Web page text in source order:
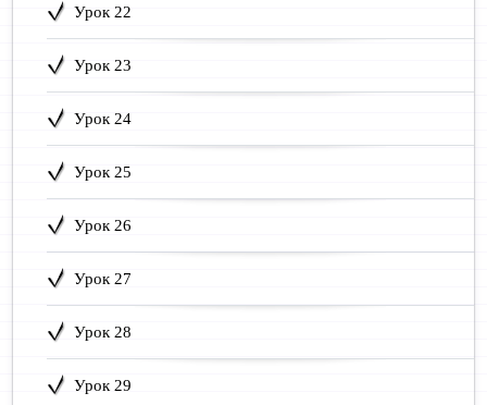
Урок 22
Урок 23
Урок 24
Урок 25
Урок 26
Урок 27
Урок 28
Урок 29